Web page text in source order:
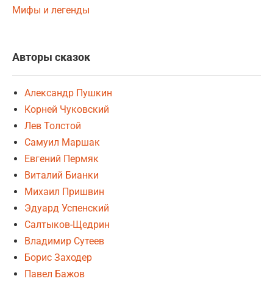
Мифы и легенды
Авторы сказок
Александр Пушкин
Корней Чуковский
Лев Толстой
Самуил Маршак
Евгений Пермяк
Виталий Бианки
Михаил Пришвин
Эдуард Успенский
Салтыков-Щедрин
Владимир Сутеев
Борис Заходер
Павел Бажов